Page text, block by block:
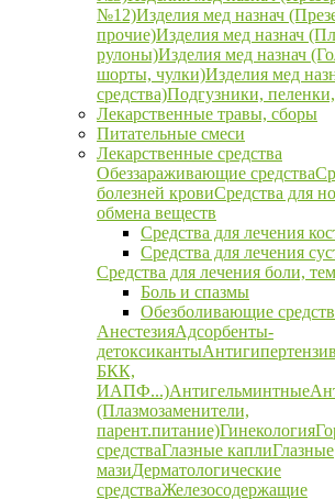
№12)Изделия мед назнач
прочие)Изделия мед назнач
рулоны)Изделия мед назнач
шорты, чулки)Изделия мед
средства)Подгузники,
Лекарственные травы, сборы
Питательные смеси
Лекарственные средства
Обеззараживающие средства
болезней кровиСредства для
обмена веществ
Средства для лечения
Средства для лечения
Средства для лечения боли,
Боль и спазмы
Обезболивающие
АнестезияАдсорбенты-
детоксиканты
БКК,
ИАПФ...)Антигельминтные
(Плазмозаменители,
парент.питание)Гинекология
средстваГлазные каплиГлазные
мазиДерматологические
средстваЖелезосодержащие